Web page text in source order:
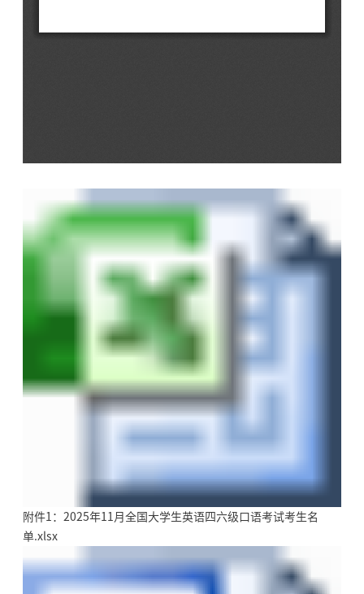
附件1：2025年11月全国大学生英语四六级口语考试考生名
单.xlsx